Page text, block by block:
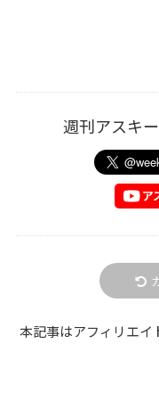
週刊アスキ
本記事はアフィリエイ